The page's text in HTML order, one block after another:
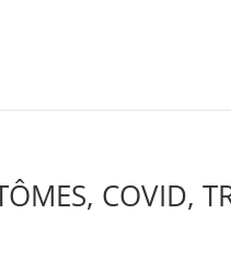
COVID,